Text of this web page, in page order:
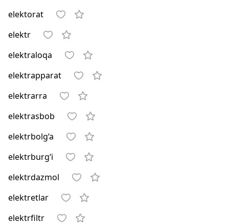
elektorat
elektr
elektraloqa
elektrapparat
elektrarra
elektrasbob
elektrbolg‘a
elektrburg‘i
elektrdazmol
elektretlar
elektrfiltr